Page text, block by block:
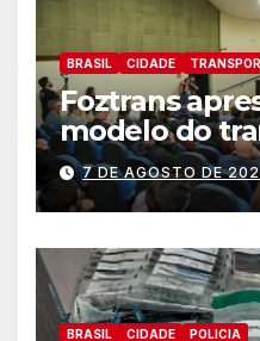
BRASIL CIDADE
Foztrans
modelo do
coletivo em
pública e
sistema mais
eficiente
7 DE AGOSTO DE
BRASIL CIDADE POLICIA